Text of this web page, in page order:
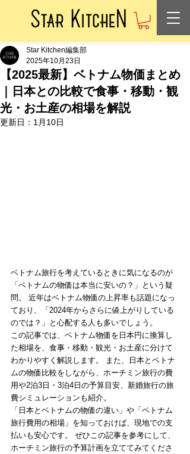
【2025最新】ベトナム物価まとめ
｜日本との比較で食事・移動・観
光・お土産の相場を解説
Star Kitchen編集部
2025年10月23日
更新日： 1月10日
ベトナム旅行を考えているときに気になるのが
「ベトナムの物価は本当に安いの？」という疑
問。 近年はベトナム物価の上昇率も話題になっ
ており、「2024年からさらに値上がりしている
のでは？」と心配する人も多いでしょう。
この記事では、ベトナム物価を日本円に換算し
た相場を、食事・移動・観光・お土産に分けて
わかりやすく解説します。 また、日本とベトナ
ムの物価比較をしながら、ホーチミン旅行の費
用や2泊3日・3泊4日の予算目安、新婚旅行の旅
費シミュレーションも紹介。
「日本とベトナムの物価の違い」や「ベトナム
旅行費用の相場」を知っておけば、現地での支
払いも安心です。 ぜひこの記事を参考にして、
ホーチミン旅行の予算計画を立ててみてくださ